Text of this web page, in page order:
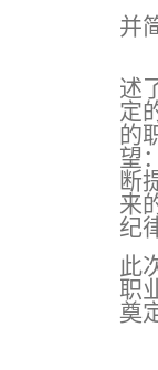
并
述
定
的
望
断
来
纪
此
职
奠